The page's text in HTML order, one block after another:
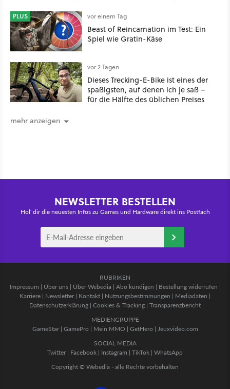
Stack im Test
PLUS vor einem Tag
Beast of Reincarnation im Test: Ein
Spiel wie Gratin-Käse
vor 2 Tagen
Dieses Trecking-E-Bike ist eines der
spaßigsten, auf denen ich je saß –
für die Hälfte des üblichen Preises
mehr anzeigen
NEWSLETTER BESTELLEN
Hol' dir die neuesten Infos zu Games und Hardware direkt ins Postfach
RUBRIKEN
Impressum | Über uns| Über Webedia | Abo kündigen | Bestellung widerrufen |
Karriere | Newsletter | Kontakt | Nutzungsbestimmungen | Mediadaten |
Datenschutzerklärung | Cookies & Tracking | Transparenzbericht
MEDIENGRUPPE
GameStar| GamePro | Mein MMO | GetHero | Jeuxvideo.com
SOCIAL MEDIA
Twitter | Facebook | Instagram | TikTok | WhatsApp
Copyright © Webedia - alle Rechte vorbehalten